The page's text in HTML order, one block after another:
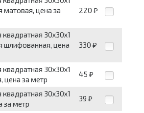
цена за
220 ₽
30x30x1
цена
330 ₽
30x30x1
цена за метр
45 ₽
30x30x1
за метр
39 ₽